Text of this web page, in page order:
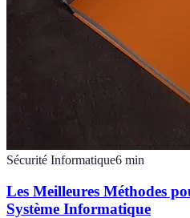
Sécurité Informatique6 min
Les Meilleures Méthodes
Système Informatique